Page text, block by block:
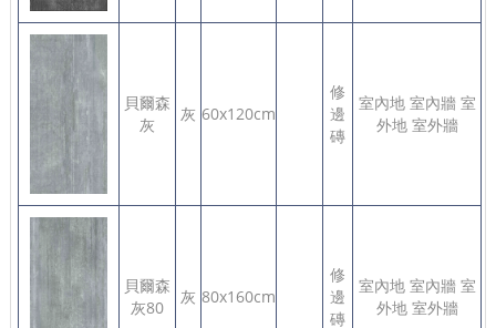
貝爾森
灰
灰 60x120cm
修
邊
磚
室內地 室內牆 室
外地 室外牆
貝爾森
灰80
灰 80x160cm
修
邊
磚
室內地 室內牆 室
外地 室外牆